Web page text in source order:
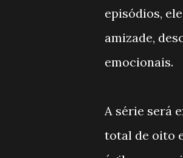
episódios,
amizade,
emocionais.
A série será
total de oito